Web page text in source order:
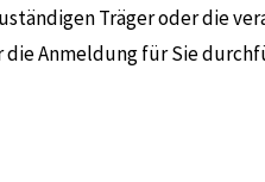
Träger oder die
die Anmeldung für Sie